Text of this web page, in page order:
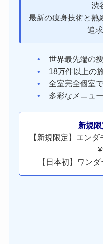
渋
最新の痩身技術と熟
追
世界最先端の
18万件以上の
全室完全個室
多彩なメニュ
新規
【新規限定】エン
【日本初】ワン